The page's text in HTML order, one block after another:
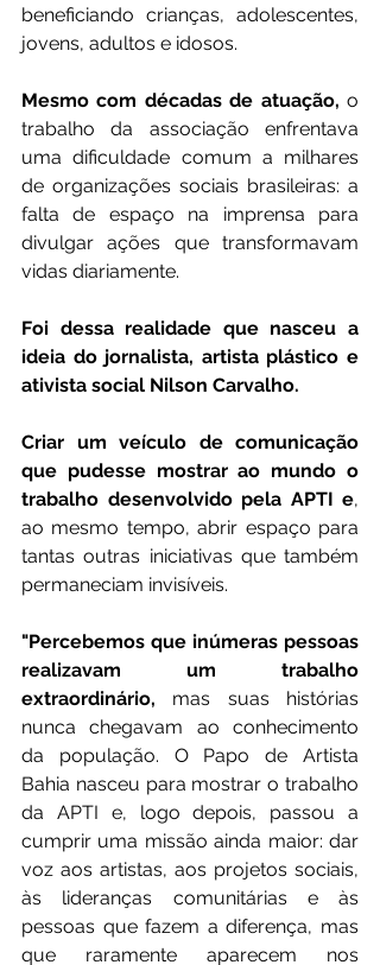
beneficiando crianças, adolescentes,
jovens, adultos e idosos.
Mesmo com décadas de atuação, o
trabalho da associação enfrentava
uma dificuldade comum a milhares
de organizações sociais brasileiras: a
falta de espaço na imprensa para
divulgar ações que transformavam
vidas diariamente.
Foi dessa realidade que nasceu a
ideia do jornalista, artista plástico e
ativista social Nilson Carvalho.
Criar um veículo de comunicação
que pudesse mostrar ao mundo o
trabalho desenvolvido pela APTI e,
ao mesmo tempo, abrir espaço para
tantas outras iniciativas que também
permaneciam invisíveis.
"Percebemos que inúmeras pessoas
realizavam um trabalho
extraordinário, mas suas histórias
nunca chegavam ao conhecimento
da população. O Papo de Artista
Bahia nasceu para mostrar o trabalho
da APTI e, logo depois, passou a
cumprir uma missão ainda maior: dar
voz aos artistas, aos projetos sociais,
às lideranças comunitárias e às
pessoas que fazem a diferença, mas
que raramente aparecem nos